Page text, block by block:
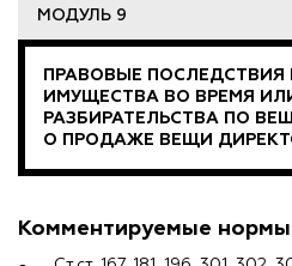
МОДУЛЬ 9
ПРАВОВЫЕ
ИМУЩЕСТВА ВО ВРЕМЯ
РАЗБИРАТЕЛЬСТВА ПО
О ПРОДАЖЕ ВЕЩИ
Комментируемые